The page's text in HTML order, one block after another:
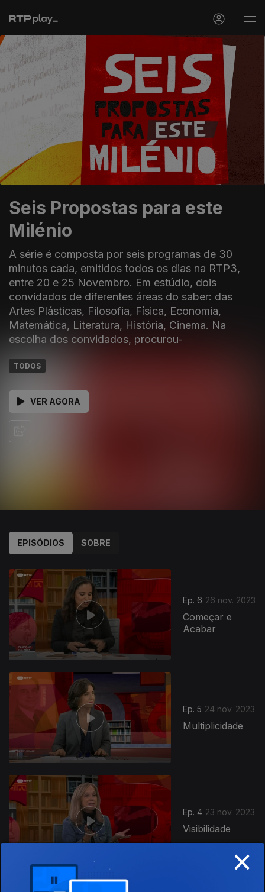
Seis Propostas para este
Milénio
A série é composta por seis programas de 30
minutos cada, emitidos todos os dias na RTP3,
entre 20 e 25 Novembro. Em estúdio, dois
convidados de diferentes áreas do saber: das
Artes Plásticas, Filosofia, Física, Economia,
Matemática, Literatura, História, Cinema. Na
escolha dos convidados, procurou-
TODOS
VER AGORA
EPISÓDIOS SOBRE
Ep. 6 26 nov. 2023
Começar e
Acabar
Ep. 5 24 nov. 2023
Multiplicidade
Ep. 4 23 nov. 2023
Visibilidade
×